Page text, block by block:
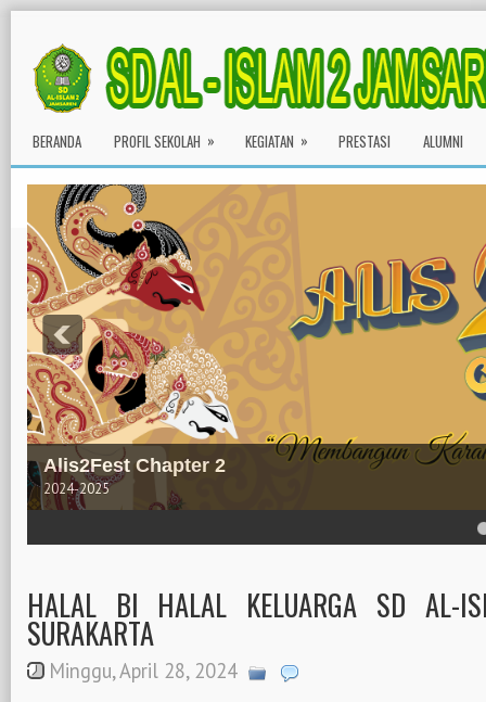
BERANDA PROFIL SEKOLAH » KEGIATAN » PRESTASI ALUMNI
Outing Class First Grade Student
Etasia Tlatar Boyolali
HALAL BI HALAL KELUARGA SD AL-
SURAKARTA
Minggu, April 28, 2024